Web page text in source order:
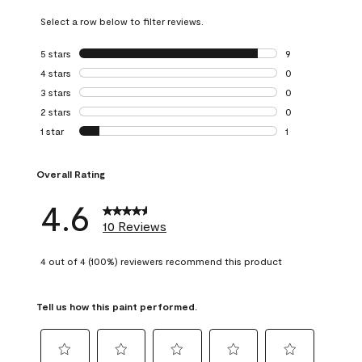
Select a row below to filter reviews.
5 stars stars
9
9 reviews with 5
4 stars stars
0
0 reviews with 4
3 stars stars
0
0 reviews with 3
2 stars stars
0
0 reviews with 2
1 star stars
1
Overall Rating
4.6 10 Reviews
4 out of 4 (100%) reviewers recommend this product
Tell us how this paint performed.